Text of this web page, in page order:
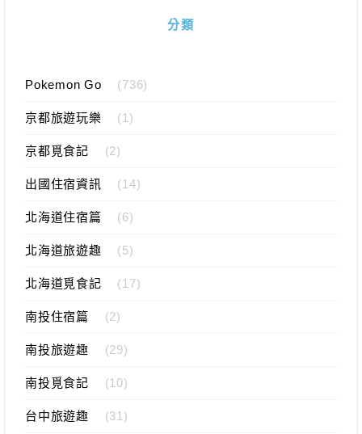
分類
Pokemon Go (736)
京都旅遊玩樂 (1)
京都覓食記 (2)
出國住宿資訊 (14)
北海道住宿篇 (6)
北海道旅遊趣 (5)
北海道覓食記 (17)
南投住宿篇 (2)
南投旅遊趣 (29)
南投覓食記 (10)
台中旅遊趣 (31)